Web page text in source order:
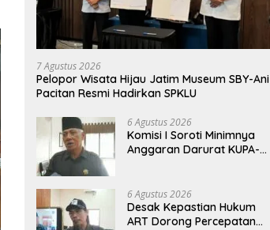
7 Agustus 2026
Pelopor Wisata Hijau Jatim Museum SBY-Ani
Pacitan Resmi Hadirkan SPKLU
6 Agustus 2026
Komisi I Soroti Minimnya
Anggaran Darurat KUPA-
6 Agustus 2026
Desak Kepastian Hukum
ART Dorong Percepatan